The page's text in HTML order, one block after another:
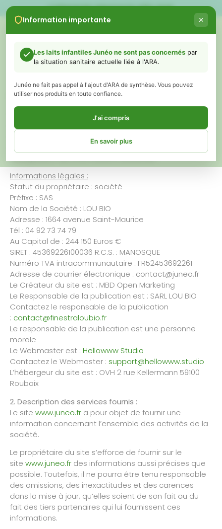
Information importante
Les laits infantiles Junéo ne sont pas concernés par
la situation sanitaire actuelle liée à l'ARA.
Junéo ne fait pas appel à l'ajout d'ARA de synthèse. Vous pouvez
utiliser nos produits en toute confiance.
J'ai compris
En savoir plus
Chers parents,
Vous avez peut-être vu ou entendu récemment des informations
concernant des retraits de certains laits infantiles liés à un ingrédient
appelé ARA (acide arachidonique).
Nous souhaitons avant tout vous rassurer :
les laits infantiles Junéo ne sont pas concernés par la situation
actuellement évoquée.
Les événements récents liés à la présence de céréulide dans certains
infantiles Junéo, ceux-ci ne faisant pas appel à l'ajout d'ARA de
synthèse.
Les laits Junéo ne sont donc pas concernés par les retraits-rappels en
cours et peuvent être utilisés en toute confiance.
Dès la conception de ses formules, Junéo a fait le choix de ne pas
ajouter d'ARA de synthèse dans ses laits infantiles. Il s'agit d'un choix
nutritionnel, scientifique et technique, conforme à la réglementation
européenne en vigueur.
La sécurité de votre bébé et la qualité de nos produits sont au cœur de
nos engagements. Les laits infantiles Junéo sont élaborés dans le
l'objet de contrôles rigoureux tout au long de leur fabrication.
Notre équipe reste bien entendu à votre écoute pour répondre à vos
questions.
— Emilie et Antoine, fondateurs de JUNÉO
LIVRAISON GRATUITE DÈS 60€
MENTIONS LÉGALES​
1. Présentation du site :
Conformément aux dispositions des articles 6-III et 19
de la Loi n° 2004-575 du 21 juin 2004 pour la Confiance
à la connaissance des utilisateurs et visiteurs du site
Informations légales :
Statut du propriétaire : société
Préfixe : SAS
Nom de la Société : LOU BIO
Adresse : 1664 avenue Saint-Maurice
Tél : 04 92 73 74 79
Au Capital de : 244 150 Euros €
SIRET : 45369226100036 R.C.S. : MANOSQUE
Numéro TVA intracommunautaire : FR52453692261
Adresse de courrier électronique : contact@juneo.fr
Le Créateur du site est : MBD Open Marketing
Le Responsable de la publication est : SARL LOU BIO
Contactez le responsable de la publication
: contact@finestraloubio.fr
Le responsable de la publication est une personne
morale
Le Webmaster est : Hellowww Studio
Contactez le Webmaster : support@hellowww.studio
L’hébergeur du site est : OVH 2 rue Kellermann 59100
Roubaix
2. Description des services fournis :
Le site www.juneo.fr a pour objet de fournir une
information concernant l’ensemble des activités de la
société.
Le propriétaire du site s’efforce de fournir sur le
site www.juneo.fr des informations aussi précises que
possible. Toutefois, il ne pourra être tenu responsable
des omissions, des inexactitudes et des carences
dans la mise à jour, qu’elles soient de son fait ou du
fait des tiers partenaires qui lui fournissent ces
informations.